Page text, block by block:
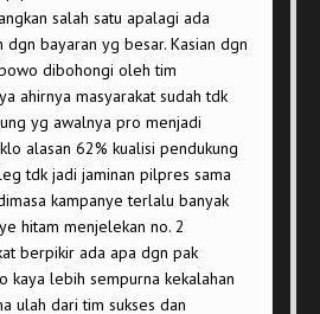
salah satu apalagi ada
dgn bayaran yg besar. Kasian dgn
dibohongi oleh tim
ahirnya masyarakat sudah tdk
yg awalnya pro menjadi
alasan 62% kualisi pendukung
tdk jadi jaminan pilpres sama
kampanye terlalu banyak
hitam menjelekan no. 2
berpikir ada apa dgn pak
kaya lebih sempurna kekalahan
ulah dari tim sukses dan